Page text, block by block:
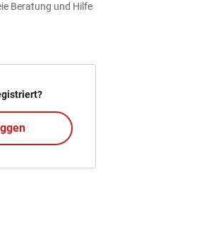
Beratung und Hilfe